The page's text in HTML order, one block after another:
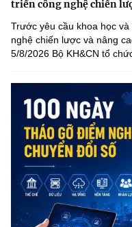
triển công nghệ chiến
Trước yêu cầu khoa học
nghệ chiến lược và nâng
5/8/2026 Bộ KH&CN tổ